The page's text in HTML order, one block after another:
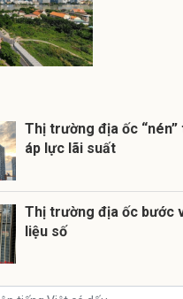
Thị trường địa ốc
áp lực lãi suất
Thị trường địa ốc bước
liệu số